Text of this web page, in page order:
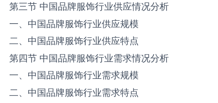
第三节 中国品牌服饰行业供应情况分析
一、中国品牌服饰行业供应规模
二、中国品牌服饰行业供应特点
第四节 中国品牌服饰行业需求情况分析
一、中国品牌服饰行业需求规模
二、中国品牌服饰行业需求特点